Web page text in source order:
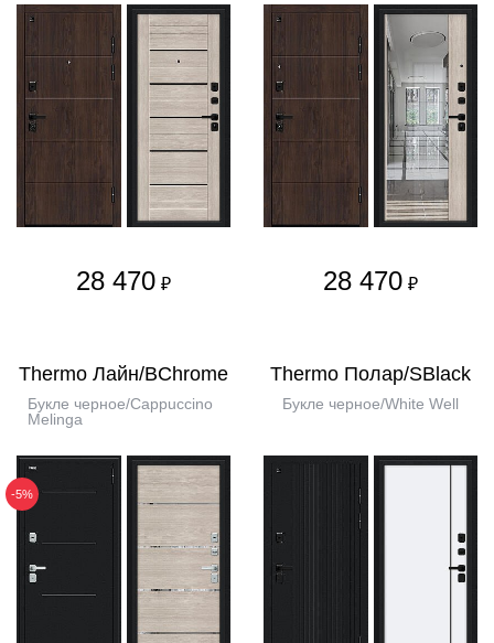
28 470 ₽ 28 470 ₽
Thermo Лайн/BChrome
Букле черное/Cappuccino
Melinga
-5%
Thermo Полар/SBlack
Букле черное/White Well